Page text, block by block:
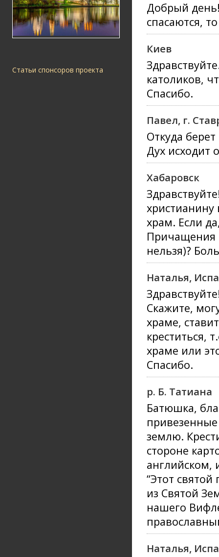
Статьи спонсоров проекта
Добрый день!
спасаются,
Киев
католиков,
Спасибо.
Павел, г.
Откуда
Дух исходит
Хабаровск
христианину
храм. Если
Причащения
нельзя)?
Наталья,
Скажите,
храме,
креститься,
храме или
Спасибо.
р. Б. Татиана
Батюшка,
землю.
стороне
английском,
“Этот
из Святой
нашего
Наталья,